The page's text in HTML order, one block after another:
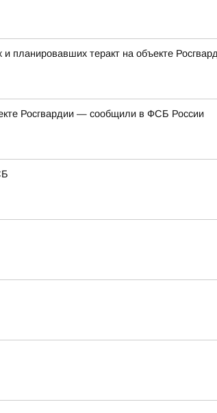
теракт на объекте
Росгвардии — сообщили в ФСБ России